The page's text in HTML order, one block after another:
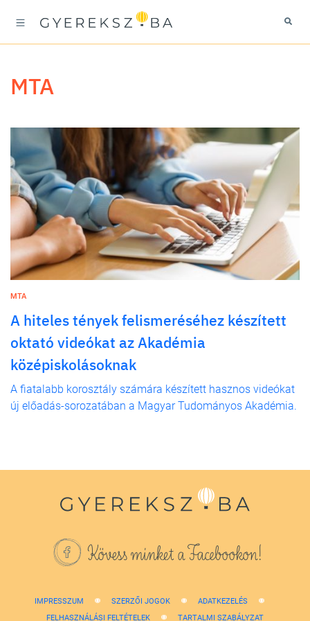
MTA
MTA
A hiteles tények felismeréséhez készített
oktató videókat az Akadémia
középiskolásoknak
A fiatalabb korosztály számára készített hasznos videókat
új előadás-sorozatában a Magyar Tudományos Akadémia.
Kövess minket a Facebookon!
IMPRESSZUM SZERZŐI JOGOK
ADATKEZELÉS
FELHASZNÁLÁSI FELTÉTELEK
TARTALMI SZABÁLYZAT